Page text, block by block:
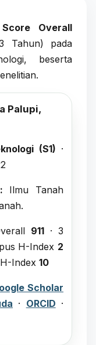
Overall
Tahun) pada
beserta
Palupi,
(S1) ·
Ilmu Tanah
911 · 3
H-Index 2
Index 10
Scholar
· ORCID ·